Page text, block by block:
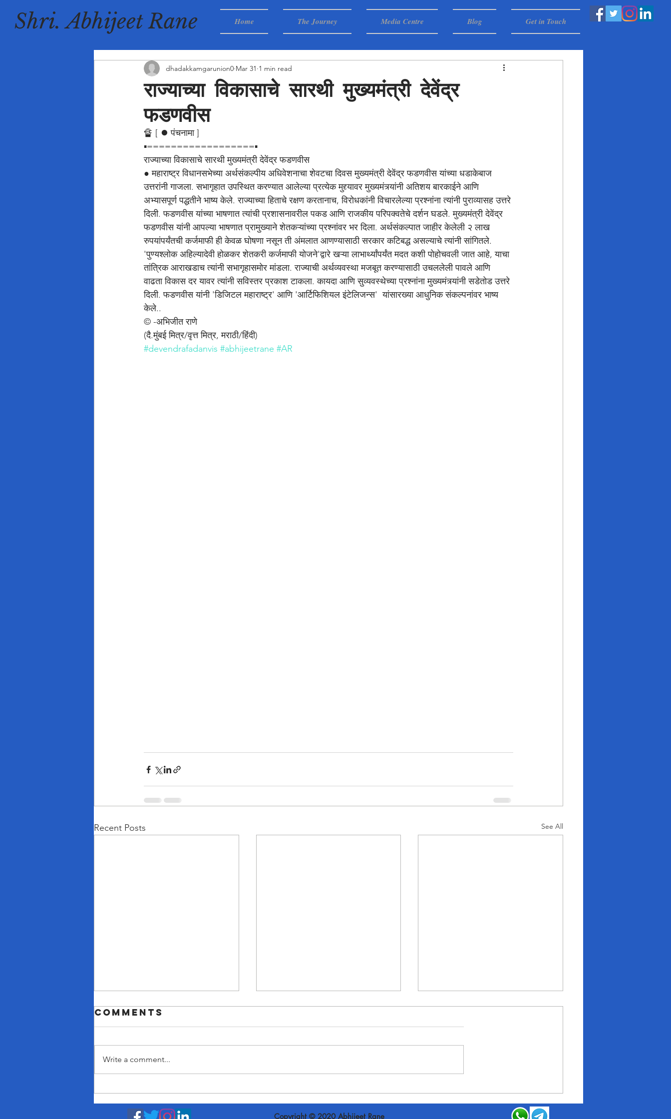
Shri. Abhijeet Rane Home The Journey Media Centre Blog Get in Touch
राज्याच्या विकासाचे सारथी मुख्यमंत्री देवेंद्र
फडणवीस
dhadakkamgarunion0 Mar 31 1 min read
🔏 [ ⏺️ पंचनामा ]
▪️==================▪️
राज्याच्या विकासाचे सारथी मुख्यमंत्री देवेंद्र फडणवीस
● महाराष्ट्र विधानसभेच्या अर्थसंकल्पीय अधिवेशनाचा शेवटचा दिवस मुख्यमंत्री देवेंद्र फडणवीस यांच्या धडाकेबाज
उत्तरांनी गाजला. सभागृहात उपस्थित करण्यात आलेल्या प्रत्येक मुद्द्यावर मुख्यमंत्र्यांनी अतिशय बारकाईने आणि
अभ्यासपूर्ण पद्धतीने भाष्य केले. राज्याच्या हिताचे रक्षण करतानाच, विरोधकांनी विचारलेल्या प्रश्नांना त्यांनी पुराव्यासह उत्तरे
दिली. फडणवीस यांच्या भाषणात त्यांची प्रशासनावरील पकड आणि राजकीय परिपक्वतेचे दर्शन घडले. मुख्यमंत्री देवेंद्र
फडणवीस यांनी आपल्या भाषणात प्रामुख्याने शेतकऱ्यांच्या प्रश्नांवर भर दिला. अर्थसंकल्पात जाहीर केलेली २ लाख
रुपयांपर्यंतची कर्जमाफी ही केवळ घोषणा नसून ती अंमलात आणण्यासाठी सरकार कटिबद्ध असल्याचे त्यांनी सांगितले.
'पुण्यश्लोक अहिल्यादेवी होळकर शेतकरी कर्जमाफी योजने'द्वारे खऱ्या लाभार्थ्यांपर्यंत मदत कशी पोहोचवली जात आहे, याचा
तांत्रिक आराखडाच त्यांनी सभागृहासमोर मांडला. राज्याची अर्थव्यवस्था मजबूत करण्यासाठी उचललेली पावले आणि
वाढता विकास दर यावर त्यांनी सविस्तर प्रकाश टाकला. कायदा आणि सुव्यवस्थेच्या प्रश्नांना मुख्यमंत्र्यांनी सडेतोड उत्तरे
दिली. फडणवीस यांनी 'डिजिटल महाराष्ट्र' आणि 'आर्टिफिशियल इंटेलिजन्स'  यांसारख्या आधुनिक संकल्पनांवर भाष्य
केले..
© -अभिजीत राणे
(दै.मुंबई मित्र/वृत्त मित्र, मराठी/हिंदी)
#devendrafadanvis #abhijeetrane #AR
Recent Posts See All
RERA at 10:
Government
दिवंगत अजितदादांच्या पत्नी आणि
उपमुख्यमंत्री सुनेत्रा पवार...
Recent
reports of
Comments
Write a comment...
Copyright © 2020 Abhijeet Rane